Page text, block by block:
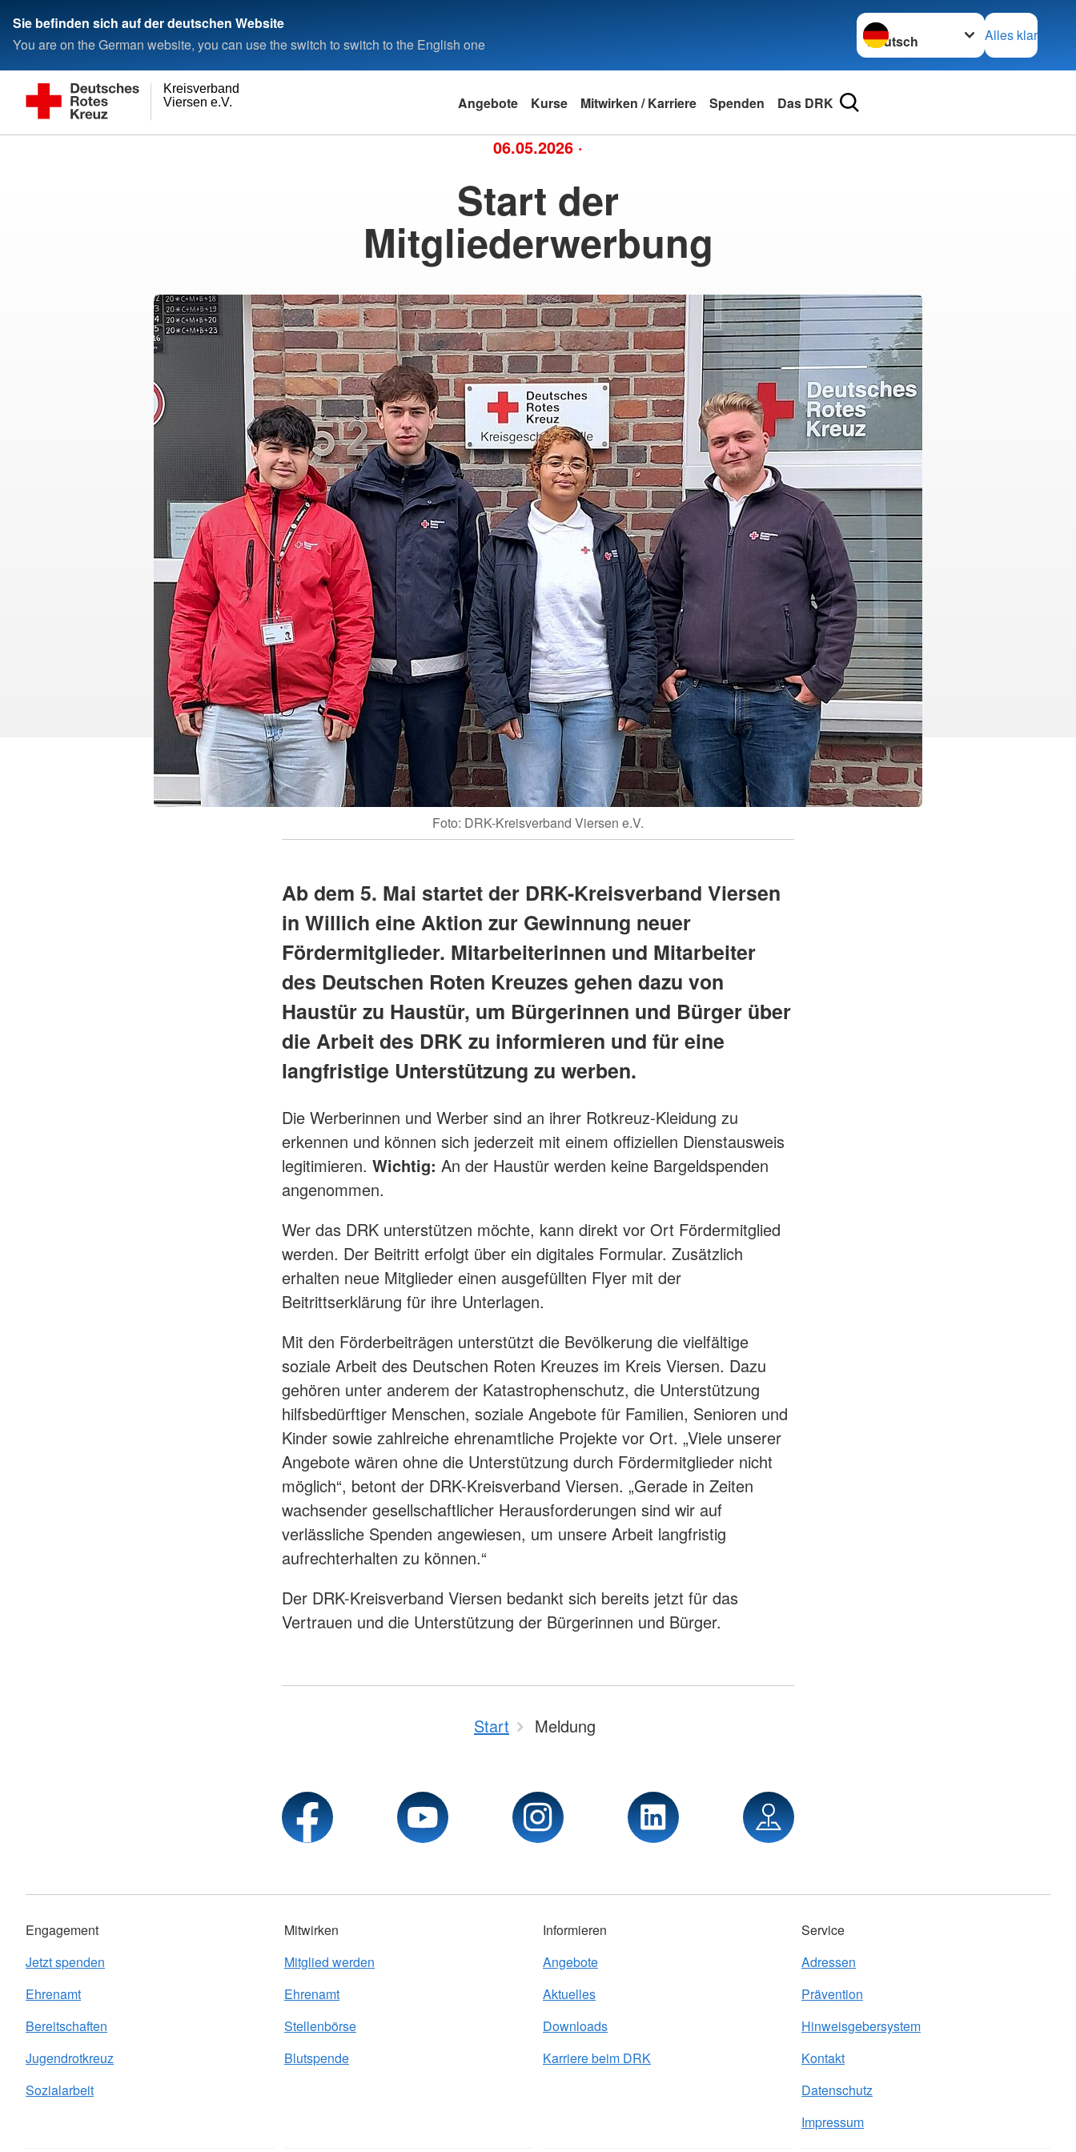
Sie befinden sich auf der deutschen Website
You are on the German website, you can use the switch to switch to the English one
Sprache wechseln zu
Alles klar
Viersen e.V.
Kreisverband
Angebote Kurse Mitwirken / Karriere Spenden Das DRK
06.05.2026 ·
Start der
Mitgliederwerbung
Foto: DRK-Kreisverband Viersen e.V.
Ab dem 5. Mai startet der DRK-Kreisverband Viersen
in Willich eine Aktion zur Gewinnung neuer
Fördermitglieder. Mitarbeiterinnen und Mitarbeiter
des Deutschen Roten Kreuzes gehen dazu von
Haustür zu Haustür, um Bürgerinnen und Bürger über
die Arbeit des DRK zu informieren und für eine
langfristige Unterstützung zu werben.
Die Werberinnen und Werber sind an ihrer Rotkreuz-Kleidung zu
erkennen und können sich jederzeit mit einem offiziellen Dienstausweis
legitimieren. Wichtig: An der Haustür werden keine Bargeldspenden
angenommen.
Wer das DRK unterstützen möchte, kann direkt vor Ort Fördermitglied
werden. Der Beitritt erfolgt über ein digitales Formular. Zusätzlich
erhalten neue Mitglieder einen ausgefüllten Flyer mit der
Beitrittserklärung für ihre Unterlagen.
Mit den Förderbeiträgen unterstützt die Bevölkerung die vielfältige
soziale Arbeit des Deutschen Roten Kreuzes im Kreis Viersen. Dazu
gehören unter anderem der Katastrophenschutz, die Unterstützung
hilfsbedürftiger Menschen, soziale Angebote für Familien, Senioren und
Kinder sowie zahlreiche ehrenamtliche Projekte vor Ort. „Viele unserer
Angebote wären ohne die Unterstützung durch Fördermitglieder nicht
möglich“, betont der DRK-Kreisverband Viersen. „Gerade in Zeiten
wachsender gesellschaftlicher Herausforderungen sind wir auf
verlässliche Spenden angewiesen, um unsere Arbeit langfristig
aufrechterhalten zu können.“
Der DRK-Kreisverband Viersen bedankt sich bereits jetzt für das
Vertrauen und die Unterstützung der Bürgerinnen und Bürger.
Start Meldung
Engagement
Jetzt spenden
Ehrenamt
Bereitschaften
Jugendrotkreuz
Sozialarbeit
Mitwirken
Mitglied werden
Ehrenamt
Stellenbörse
Blutspende
Informieren
Angebote
Aktuelles
Downloads
Karriere beim DRK
Service
Adressen
Prävention
Hinweisgebersystem
Kontakt
Datenschutz
Impressum